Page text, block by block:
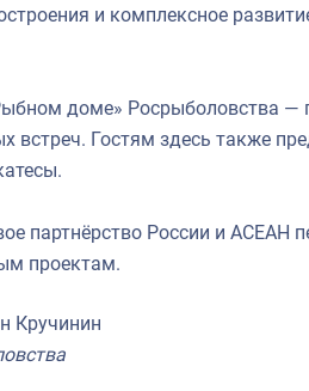
и комплексное
доме» Росрыболовства —
встреч. Гостям здесь также
партнёрство России и АСЕАН
проектам.
Кручинин